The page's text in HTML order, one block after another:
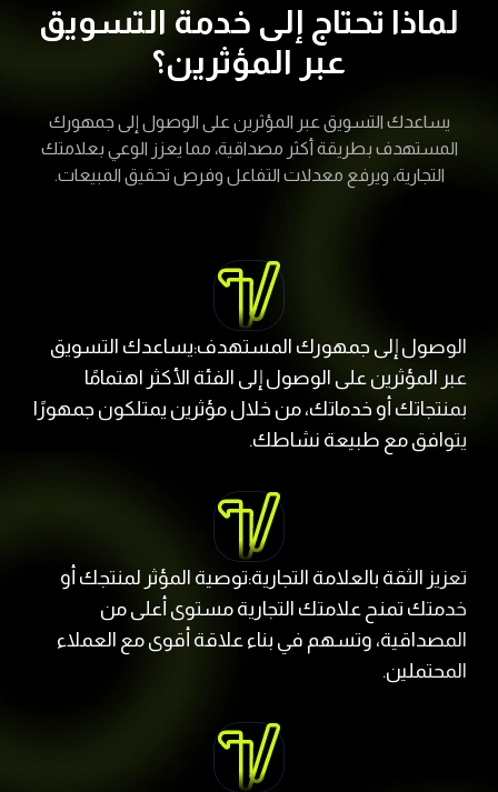
لماذا تحتاج إلى خدمة التسويق
عبر المؤثرين؟
يساعدك التسويق عبر المؤثرين على الوصول إلى جمهورك
المستهدف بطريقة أكثر مصداقية، مما يعزز الوعي بعلامتك
التجارية، ويرفع معدلات التفاعل وفرص تحقيق المبيعات.
الوصول إلى جمهورك المستهدف:يساعدك التسويق
عبر المؤثرين على الوصول إلى الفئة الأكثر اهتمامًا
بمنتجاتك أو خدماتك، من خلال مؤثرين يمتلكون جمهورًا
يتوافق مع طبيعة نشاطك.
تعزيز الثقة بالعلامة التجارية:توصية المؤثر لمنتجك أو
خدمتك تمنح علامتك التجارية مستوى أعلى من
المصداقية، وتسهم في بناء علاقة أقوى مع العملاء
المحتملين.